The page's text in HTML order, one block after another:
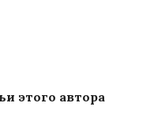
этого автора